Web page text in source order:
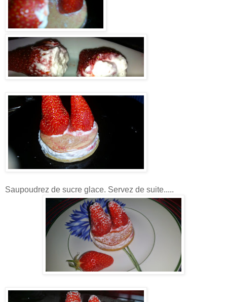
Saupoudrez de sucre glace. Servez de suite.....